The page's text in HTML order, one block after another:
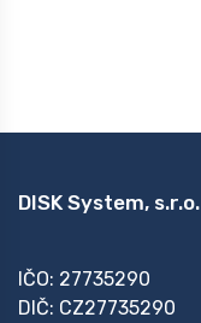
DISK System, s.r.o.
IČO: 27735290
DIČ: CZ27735290